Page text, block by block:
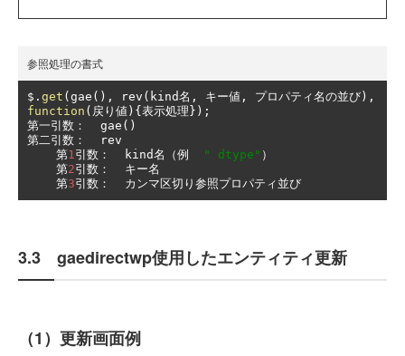
参照処理の書式
$ . get ( gae (), rev ( kind名, キー値,
プロパティ名の並び),
function (戻り値){表示処理});
第一引数：
  gae
()
第二引数：
  rev
第1引数：
  kind
名（例 " dtype" ）
第2引数：
キー名
第3引数： カンマ区切り参照プロパティ並び
3.3 gaedirectwp使用したエンティティ更新
（1）更新画面例